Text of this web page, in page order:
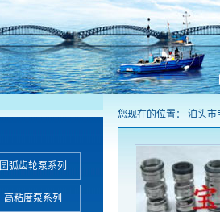
您现在的位置： 泊头市
圆弧齿轮泵系列
高粘度泵系列